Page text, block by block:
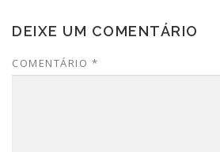
DEIXE UM COMENTÁRIO
COMENTÁRIO *